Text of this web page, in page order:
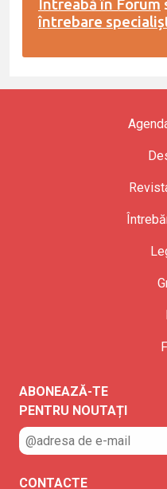
Întreabă în Forum
întrebare
ABONEAZĂ-TE
PENTRU NOUTAȚI
CONTACTE